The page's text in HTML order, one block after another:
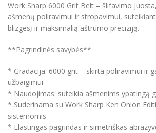
Work Sharp 6000 Grit Belt – šlifavimo
ašmenų poliravimui ir stropavimui,
blizgesį ir maksimalią aštrumo preciziją.
**Pagrindinės savybės**
* Gradacija: 6000 grit – skirta poliravimui ir
užbaigimui
* Naudojimas: suteikia ašmenims ypatingą
* Suderinama su Work Sharp Ken Onion
sistemomis
* Elastingas pagrindas ir simetriškas